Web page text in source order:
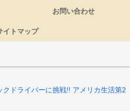
お問い合わせ
イトマップ
クドライバーに挑戦!! アメリカ生活第2